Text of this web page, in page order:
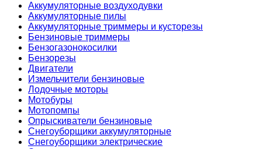
Аккумуляторные воздуходувки
Аккумуляторные пилы
Аккумуляторные триммеры и кусторезы
Бензиновые триммеры
Бензогазонокосилки
Бензорезы
Двигатели
Измельчители бензиновые
Лодочные моторы
Мотобуры
Мотопомпы
Опрыскиватели бензиновые
Снегоуборщики аккумуляторные
Снегоуборщики электрические